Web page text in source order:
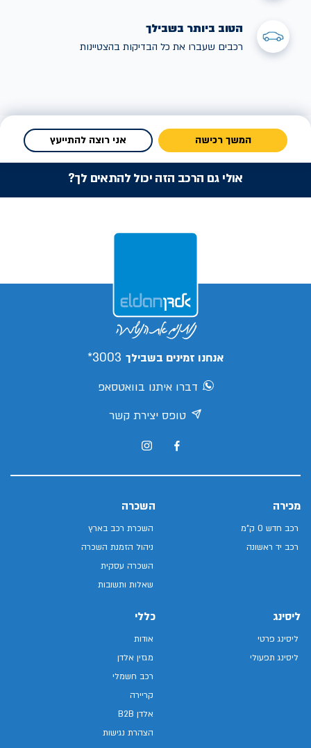
הטוב ביותר בשבילך
רכבים שעברו את כל הבדיקות בהצטיינות
המשך רכישה אני רוצה להתייעץ
אולי גם הרכב הזה יכול להתאים לך?
אנחנו זמינים בשבילך 3003*
דברו איתנו בוואטסאפ
טופס יצירת קשר
מכירה
רכב חדש 0 ק"מ
רכב יד ראשונה
השכרה
השכרת רכב בארץ
ניהול הזמנת השכרה
השכרה עסקית
שאלות ותשובות
ליסינג
ליסינג פרטי
ליסינג תפעולי
כללי
אודות
מגזין אלדן
רכב חשמלי
קריירה
אלדן B2B
הצהרת נגישות